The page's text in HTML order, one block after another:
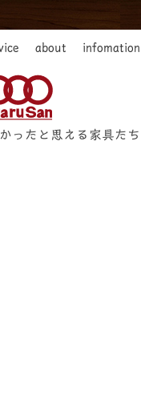
about infomation
ったと思える家具たち